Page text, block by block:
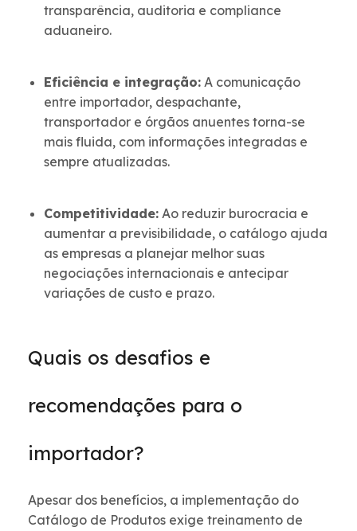
transparência, auditoria e compliance
aduaneiro.
Eficiência e integração: A comunicação
entre importador, despachante,
transportador e órgãos anuentes torna-se
mais fluida, com informações integradas e
sempre atualizadas.
Competitividade: Ao reduzir burocracia e
aumentar a previsibilidade, o catálogo ajuda
as empresas a planejar melhor suas
negociações internacionais e antecipar
variações de custo e prazo.
Quais os desafios e
recomendações para o
importador?
Apesar dos benefícios, a implementação do
Catálogo de Produtos exige treinamento de